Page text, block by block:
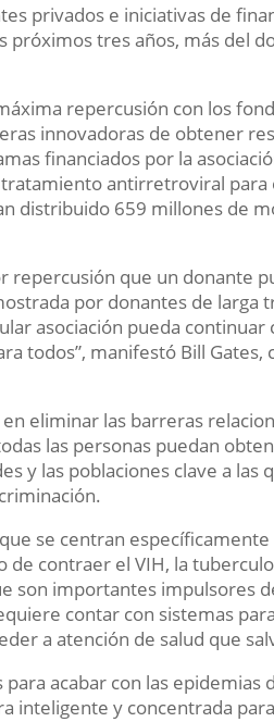
privados e iniciativas de
próximos tres años, más del
repercusión con los
innovadoras de obtener
financiados por la
antirretroviral para
distribuido 659 millones de
repercusión que un donante
por donantes de larga
asociación pueda continuar
todos”, manifestó Bill Gates,
eliminar las barreras
las personas puedan
y las poblaciones clave a las
se centran específicamente
contraer el VIH, la
son importantes impulsores
contar con sistemas
a atención de salud que
acabar con las epidemias
y concentrada